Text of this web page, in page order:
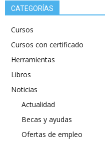
CATEGORÍAS
Cursos
Cursos con certificado
Herramientas
Libros
Noticias
Actualidad
Becas y ayudas
Ofertas de empleo